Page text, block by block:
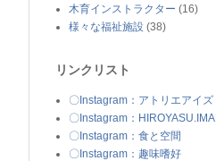
木育インストラクター (16)
様々な福祉施設 (38)
リンクリスト
〇Instagram：アトリエアイズ
〇Instagram：HIROYASU.IMAI
〇Instagram：食と空間
〇Instagram：趣味嗜好